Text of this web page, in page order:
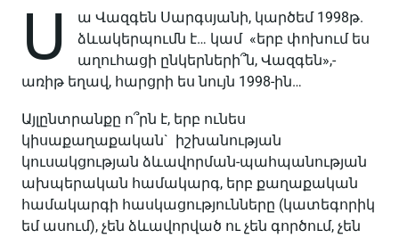
Ս
ա Վազգեն Սարգսյանի, կարծեմ 1998թ.
ձևակերպումն է… կամ «երբ փոխում ես
աղուհացի ընկերների՞ն, Վազգեն»,-
առիթ եղավ, հարցրի ես նույն 1998-ին…
Այլընտրանքը ո՞րն է, երբ ունես
կիսաքաղաքական` իշխանության
կուսակցության ձևավորման-պահպանության
ախպերական համակարգ, երբ քաղաքական
համակարգի հասկացությունները (կատեգորիկ
եմ ասում), չեն ձևավորված ու չեն գործում, չեն